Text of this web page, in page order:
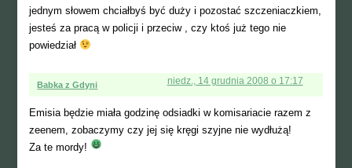
jednym słowem chciałbyś być duży i pozostać szczeniaczkiem,
jesteś za pracą w policji i przeciw , czy ktoś już tego nie
powiedział
Babka z Gdyni niedz., 14 grudnia 2008 o 17:17
Emisia będzie miała godzinę odsiadki w komisariacie razem z
zeenem, zobaczymy czy jej się kręgi szyjne nie wydłużą!
Za te mordy!